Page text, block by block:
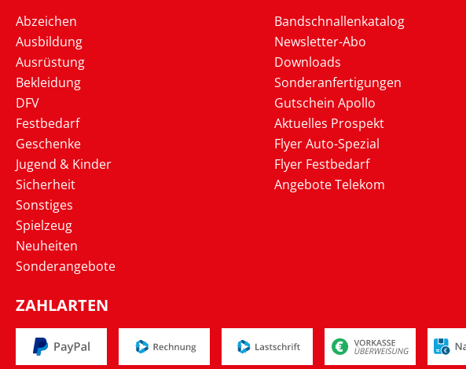
Abzeichen
Ausbildung
Ausrüstung
Bekleidung
DFV
Festbedarf
Geschenke
Jugend & Kinder
Sicherheit
Sonstiges
Spielzeug
Neuheiten
Sonderangebote
Bandschnallenkatalog
Newsletter-Abo
Downloads
Sonderanfertigungen
Gutschein Apollo
Aktuelles Prospekt
Flyer Auto-Spezial
Flyer Festbedarf
Angebote Telekom
ZAHLARTEN